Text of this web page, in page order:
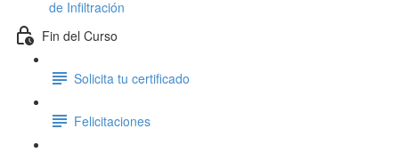
de Infiltración
Fin del Curso
Solicita tu certificado
Felicitaciones